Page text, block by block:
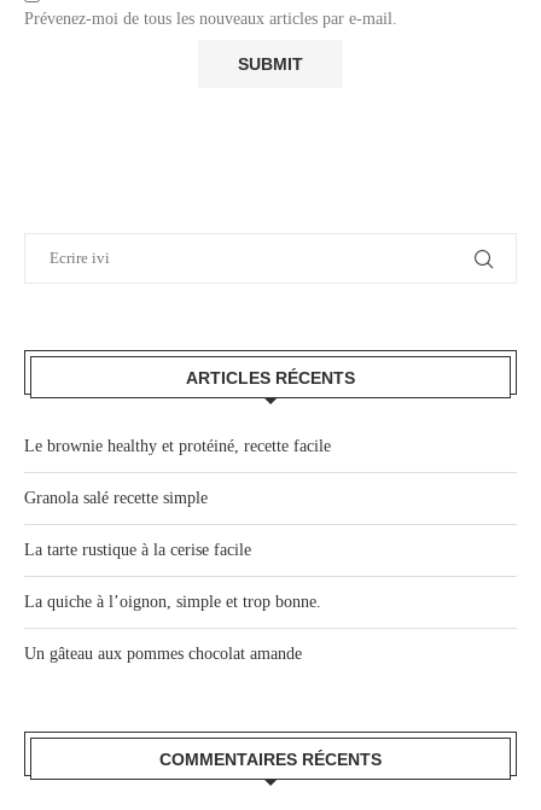
Prévenez-moi de tous les nouveaux articles par e-mail.
ARTICLES RÉCENTS
Le brownie healthy et protéiné, recette facile
Granola salé recette simple
La tarte rustique à la cerise facile
La quiche à l’oignon, simple et trop bonne.
Un gâteau aux pommes chocolat amande
COMMENTAIRES RÉCENTS